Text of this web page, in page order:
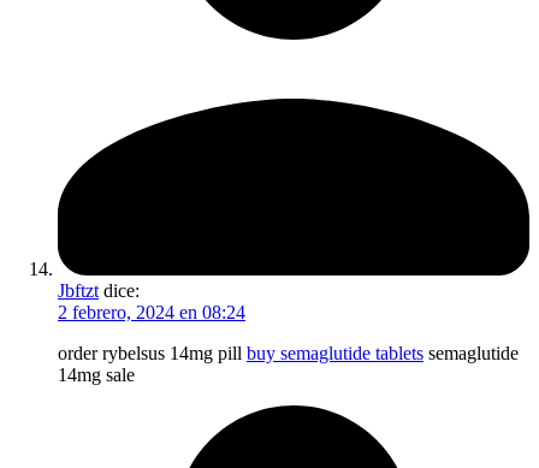
Jbftzt dice:
2 febrero, 2024 en 08:24
order rybelsus 14mg pill buy semaglutide tablets semaglutide
14mg sale